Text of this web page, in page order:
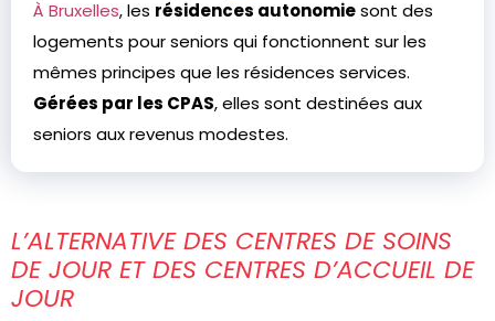
À Bruxelles, les résidences autonomiesont des
logements pour seniors qui fonctionnent sur les
mêmes principes que les résidences services.
Gérées par les CPAS, elles sont destinées aux
seniors aux revenus modestes.
L’ALTERNATIVE DES CENTRES DE SOINS
DE JOUR ET DES CENTRES D’ACCUEIL DE
JOUR